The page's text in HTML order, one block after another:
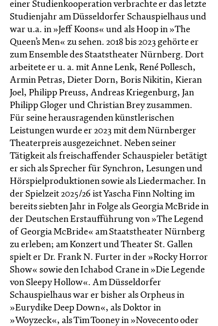
einer Studienkooperation verbrachte er das letzte
Studienjahr am Düsseldorfer Schauspielhaus und
war u.a. in »Jeff Koons« und als Hoop in »The
Queen’s Men« zu sehen. 2018 bis 2023 gehörte er
zum Ensemble des Staatstheater Nürnberg. Dort
arbeitete er u. a. mit Anne Lenk, René Pollesch,
Armin Petras, Dieter Dorn, Boris Nikitin, Kieran
Joel, Philipp Preuss, Andreas Kriegenburg, Jan
Philipp Gloger und Christian Brey zusammen.
Für seine herausragenden künstlerischen
Leistungen wurde er 2023 mit dem Nürnberger
Theaterpreis ausgezeichnet. Neben seiner
Tätigkeit als freischaffender Schauspieler betätigt
er sich als Sprecher für Synchron, Lesungen und
Hörspielproduktionen sowie als Liedermacher. In
der Spielzeit 2025/26 ist Yascha Finn Nolting im
bereits siebten Jahr in Folge als Georgia McBride in
der Deutschen Erstaufführung von »The Legend
of Georgia McBride« am Staatstheater Nürnberg
zu erleben; am Konzert und Theater St. Gallen
spielt er Dr. Frank N. Furter in der »Rocky Horror
Show« sowie den Ichabod Crane in »Die Legende
von Sleepy Hollow«. Am Düsseldorfer
Schauspielhaus war er bisher als Orpheus in
»Eurydike Deep Down«, als Doktor in
»Woyzeck«, als Tim Tooney in »Novecento oder